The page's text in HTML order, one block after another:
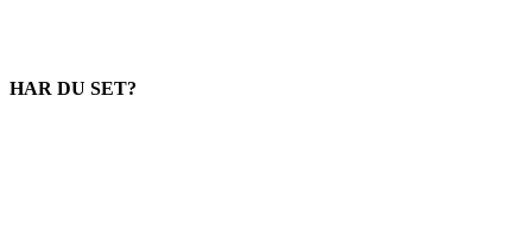
HAR DU SET?